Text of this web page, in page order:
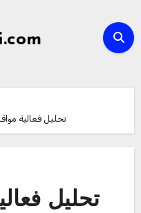
تحليل فعالية
تحليل